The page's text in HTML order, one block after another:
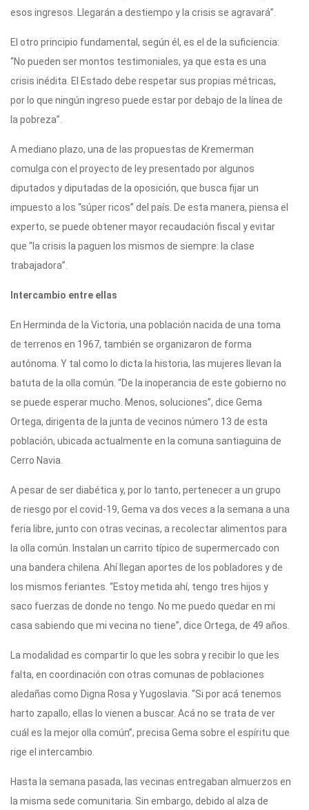
esos ingresos. Llegarán a destiempo y la crisis se agravará”.
El otro principio fundamental, según él, es el de la suficiencia:
“No pueden ser montos testimoniales, ya que esta es una
crisis inédita. El Estado debe respetar sus propias métricas,
por lo que ningún ingreso puede estar por debajo de la línea de
la pobreza”.
A mediano plazo, una de las propuestas de Kremerman
comulga con el proyecto de ley presentado por algunos
diputados y diputadas de la oposición, que busca fijar un
impuesto a los “súper ricos” del país. De esta manera, piensa el
experto, se puede obtener mayor recaudación fiscal y evitar
que “la crisis la paguen los mismos de siempre: la clase
trabajadora”.
Intercambio entre ellas
En Herminda de la Victoria, una población nacida de una toma
de terrenos en 1967, también se organizaron de forma
autónoma. Y tal como lo dicta la historia, las mujeres llevan la
batuta de la olla común. “De la inoperancia de este gobierno no
se puede esperar mucho. Menos, soluciones”, dice Gema
Ortega, dirigenta de la junta de vecinos número 13 de esta
población, ubicada actualmente en la comuna santiaguina de
Cerro Navia.
A pesar de ser diabética y, por lo tanto, pertenecer a un grupo
de riesgo por el covid-19, Gema va dos veces a la semana a una
feria libre, junto con otras vecinas, a recolectar alimentos para
la olla común. Instalan un carrito típico de supermercado con
una bandera chilena. Ahí llegan aportes de los pobladores y de
los mismos feriantes. “Estoy metida ahí, tengo tres hijos y
saco fuerzas de donde no tengo. No me puedo quedar en mi
casa sabiendo que mi vecina no tiene”, dice Ortega, de 49 años.
La modalidad es compartir lo que les sobra y recibir lo que les
falta, en coordinación con otras comunas de poblaciones
aledañas como Digna Rosa y Yugoslavia. “Si por acá tenemos
harto zapallo, ellas lo vienen a buscar. Acá no se trata de ver
cuál es la mejor olla común”, precisa Gema sobre el espíritu que
rige el intercambio.
Hasta la semana pasada, las vecinas entregaban almuerzos en
la misma sede comunitaria. Sin embargo, debido al alza de